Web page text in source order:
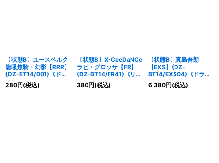
〔状態B〕ユースベルク
龍吼燎騎・幻影【RRR】
{DZ-BT14/001}《ドラ
ゴンエンパイア》
280円(税込)
〔状態B〕X-CeeDaNCe
ラピ・グロッサ【FR】
{DZ-BT14/FR41}《リリ
カルモナステリオ》
380円(税込)
〔状態B〕真島吾朗
【EXS】{DZ-
BT14/EXS04}《ドラゴ
ンエンパイア》
6,380円(税込)